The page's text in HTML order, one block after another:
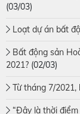
(03/03)
Loạt dự án bất
Bất động sản
2021? (02/03)
Từ tháng 7/
“Đây là thời